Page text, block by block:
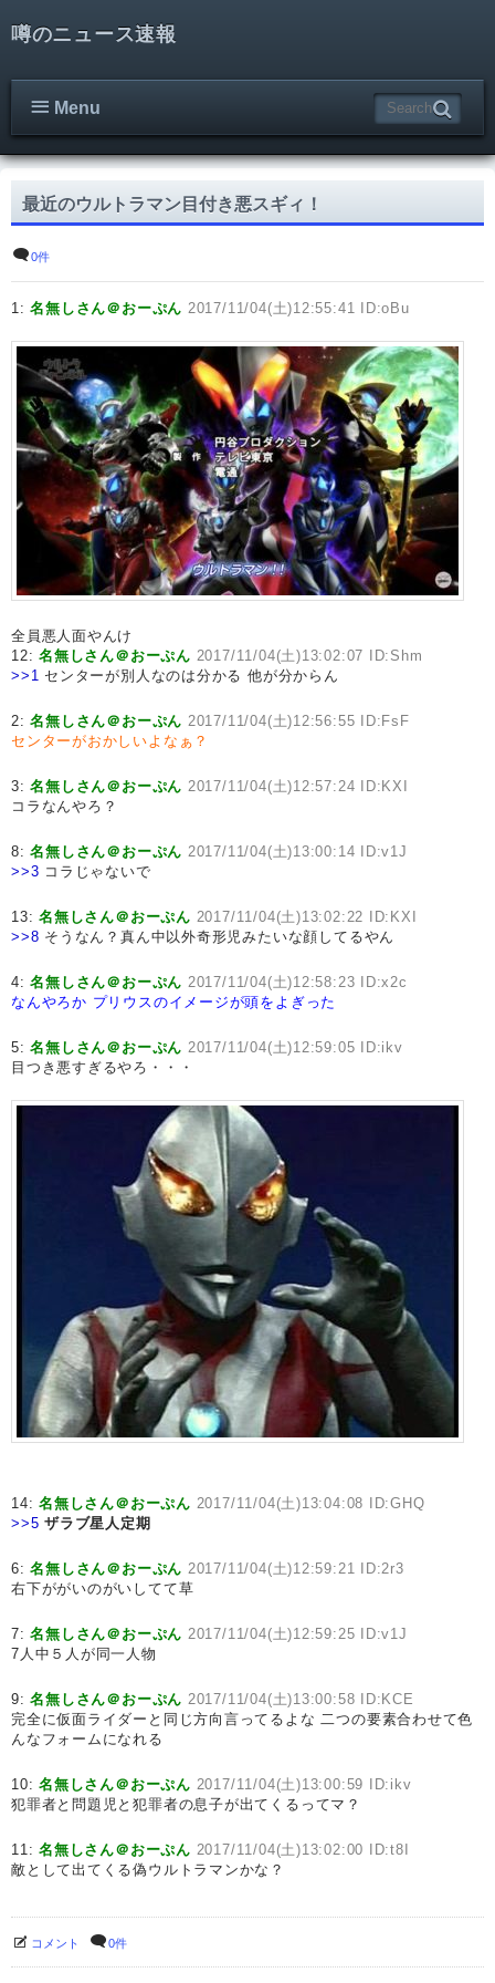
噂のニュース速報
Menu
最近のウルトラマン目付き悪スギィ！
0件
1:名無しさん＠おーぷん 2017/11/04(土)12:55:41 ID:oBu
全員悪人面やんけ
12:名無しさん＠おーぷん 2017/11/04(土)13:02:07 ID:Shm
>>1 センターが別人なのは分かる 他が分からん
2:名無しさん＠おーぷん 2017/11/04(土)12:56:55 ID:FsF
センターがおかしいよなぁ？
3:名無しさん＠おーぷん 2017/11/04(土)12:57:24 ID:KXI
コラなんやろ？
8:名無しさん＠おーぷん 2017/11/04(土)13:00:14 ID:v1J
>>3 コラじゃないで
13:名無しさん＠おーぷん 2017/11/04(土)13:02:22 ID:KXI
>>8 そうなん？真ん中以外奇形児みたいな顔してるやん
4:名無しさん＠おーぷん 2017/11/04(土)12:58:23 ID:x2c
なんやろか プリウスのイメージが頭をよぎった
5:名無しさん＠おーぷん 2017/11/04(土)12:59:05 ID:ikv
目つき悪すぎるやろ・・・
14:名無しさん＠おーぷん 2017/11/04(土)13:04:08 ID:GHQ
>>5 ザラブ星人定期
6:名無しさん＠おーぷん 2017/11/04(土)12:59:21 ID:2r3
右下ががいのがいしてて草
7:名無しさん＠おーぷん 2017/11/04(土)12:59:25 ID:v1J
7人中５人が同一人物
9:名無しさん＠おーぷん 2017/11/04(土)13:00:58 ID:KCE
完全に仮面ライダーと同じ方向言ってるよな 二つの要素合わせて色
んなフォームになれる
10:名無しさん＠おーぷん 2017/11/04(土)13:00:59 ID:ikv
犯罪者と問題児と犯罪者の息子が出てくるってマ？
11:名無しさん＠おーぷん 2017/11/04(土)13:02:00 ID:t8I
敵として出てくる偽ウルトラマンかな？
コメント 0件